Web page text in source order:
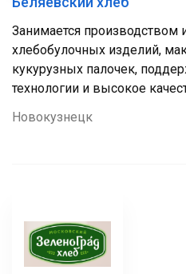
Занимается производством
хлебобулочных изделий,
кукурузных палочек,
технологии и высокое
Новокузнецк